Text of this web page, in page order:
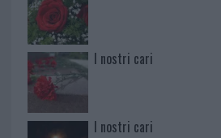
I nostri cari
I nostri cari